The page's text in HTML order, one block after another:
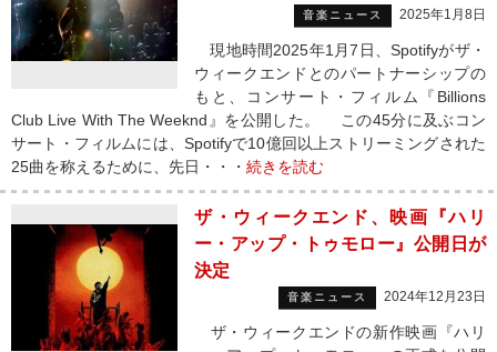
音楽ニュース 2025年1月8日
現地時間2025年1月7日、Spotifyがザ・
ウィークエンドとのパートナーシップの
もと、コンサート・フィルム『Billions
Club Live With The Weeknd』を公開した。 この45分に及ぶコン
サート・フィルムには、Spotifyで10億回以上ストリーミングされた
25曲を称えるために、先日・・・ 続きを読む
ザ・ウィークエンド、映画『ハリ
ー・アップ・トゥモロー』公開日が
決定
音楽ニュース 2024年12月23日
ザ・ウィークエンドの新作映画『ハリ